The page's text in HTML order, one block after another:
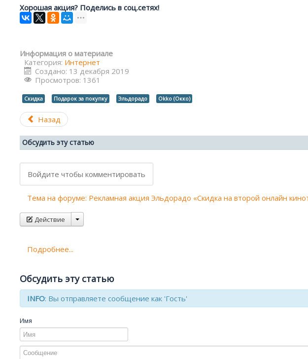
Хорошая акция? Поделись в соц.сетях!
Информация о материале
Категория: Интернет
Создано: 13 декабря 2019
Просмотров: 1361
Скидка Подарок за покупку Эльдорадо Okko (Окко)
Назад
Обсудить эту статью
Войдите чтобы комментировать
Тема на форуме: Рекламная акция Эльдорадо «Скидка на второй онлайн
Действие
Подробнее...
Обсудить эту статью
INFO: Вы отправляете сообщение как 'Гость'
Имя